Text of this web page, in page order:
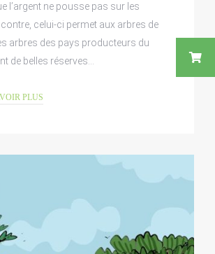
l’argent ne pousse pas sur les
celui-ci permet aux arbres de
arbres des pays producteurs du
de belles réserves…
PLUS